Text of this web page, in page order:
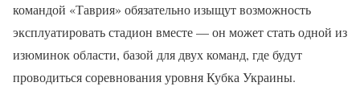
командой «Таврия» обязательно изыщут возможность
эксплуатировать стадион вместе — он может стать одной из
изюминок области, базой для двух команд, где будут
проводиться соревнования уровня Кубка Украины.